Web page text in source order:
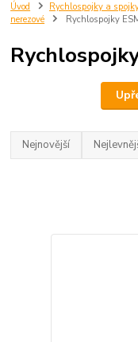
Úvod Rychlospojky a
nerezové
Rychlospojky
Nejnovější